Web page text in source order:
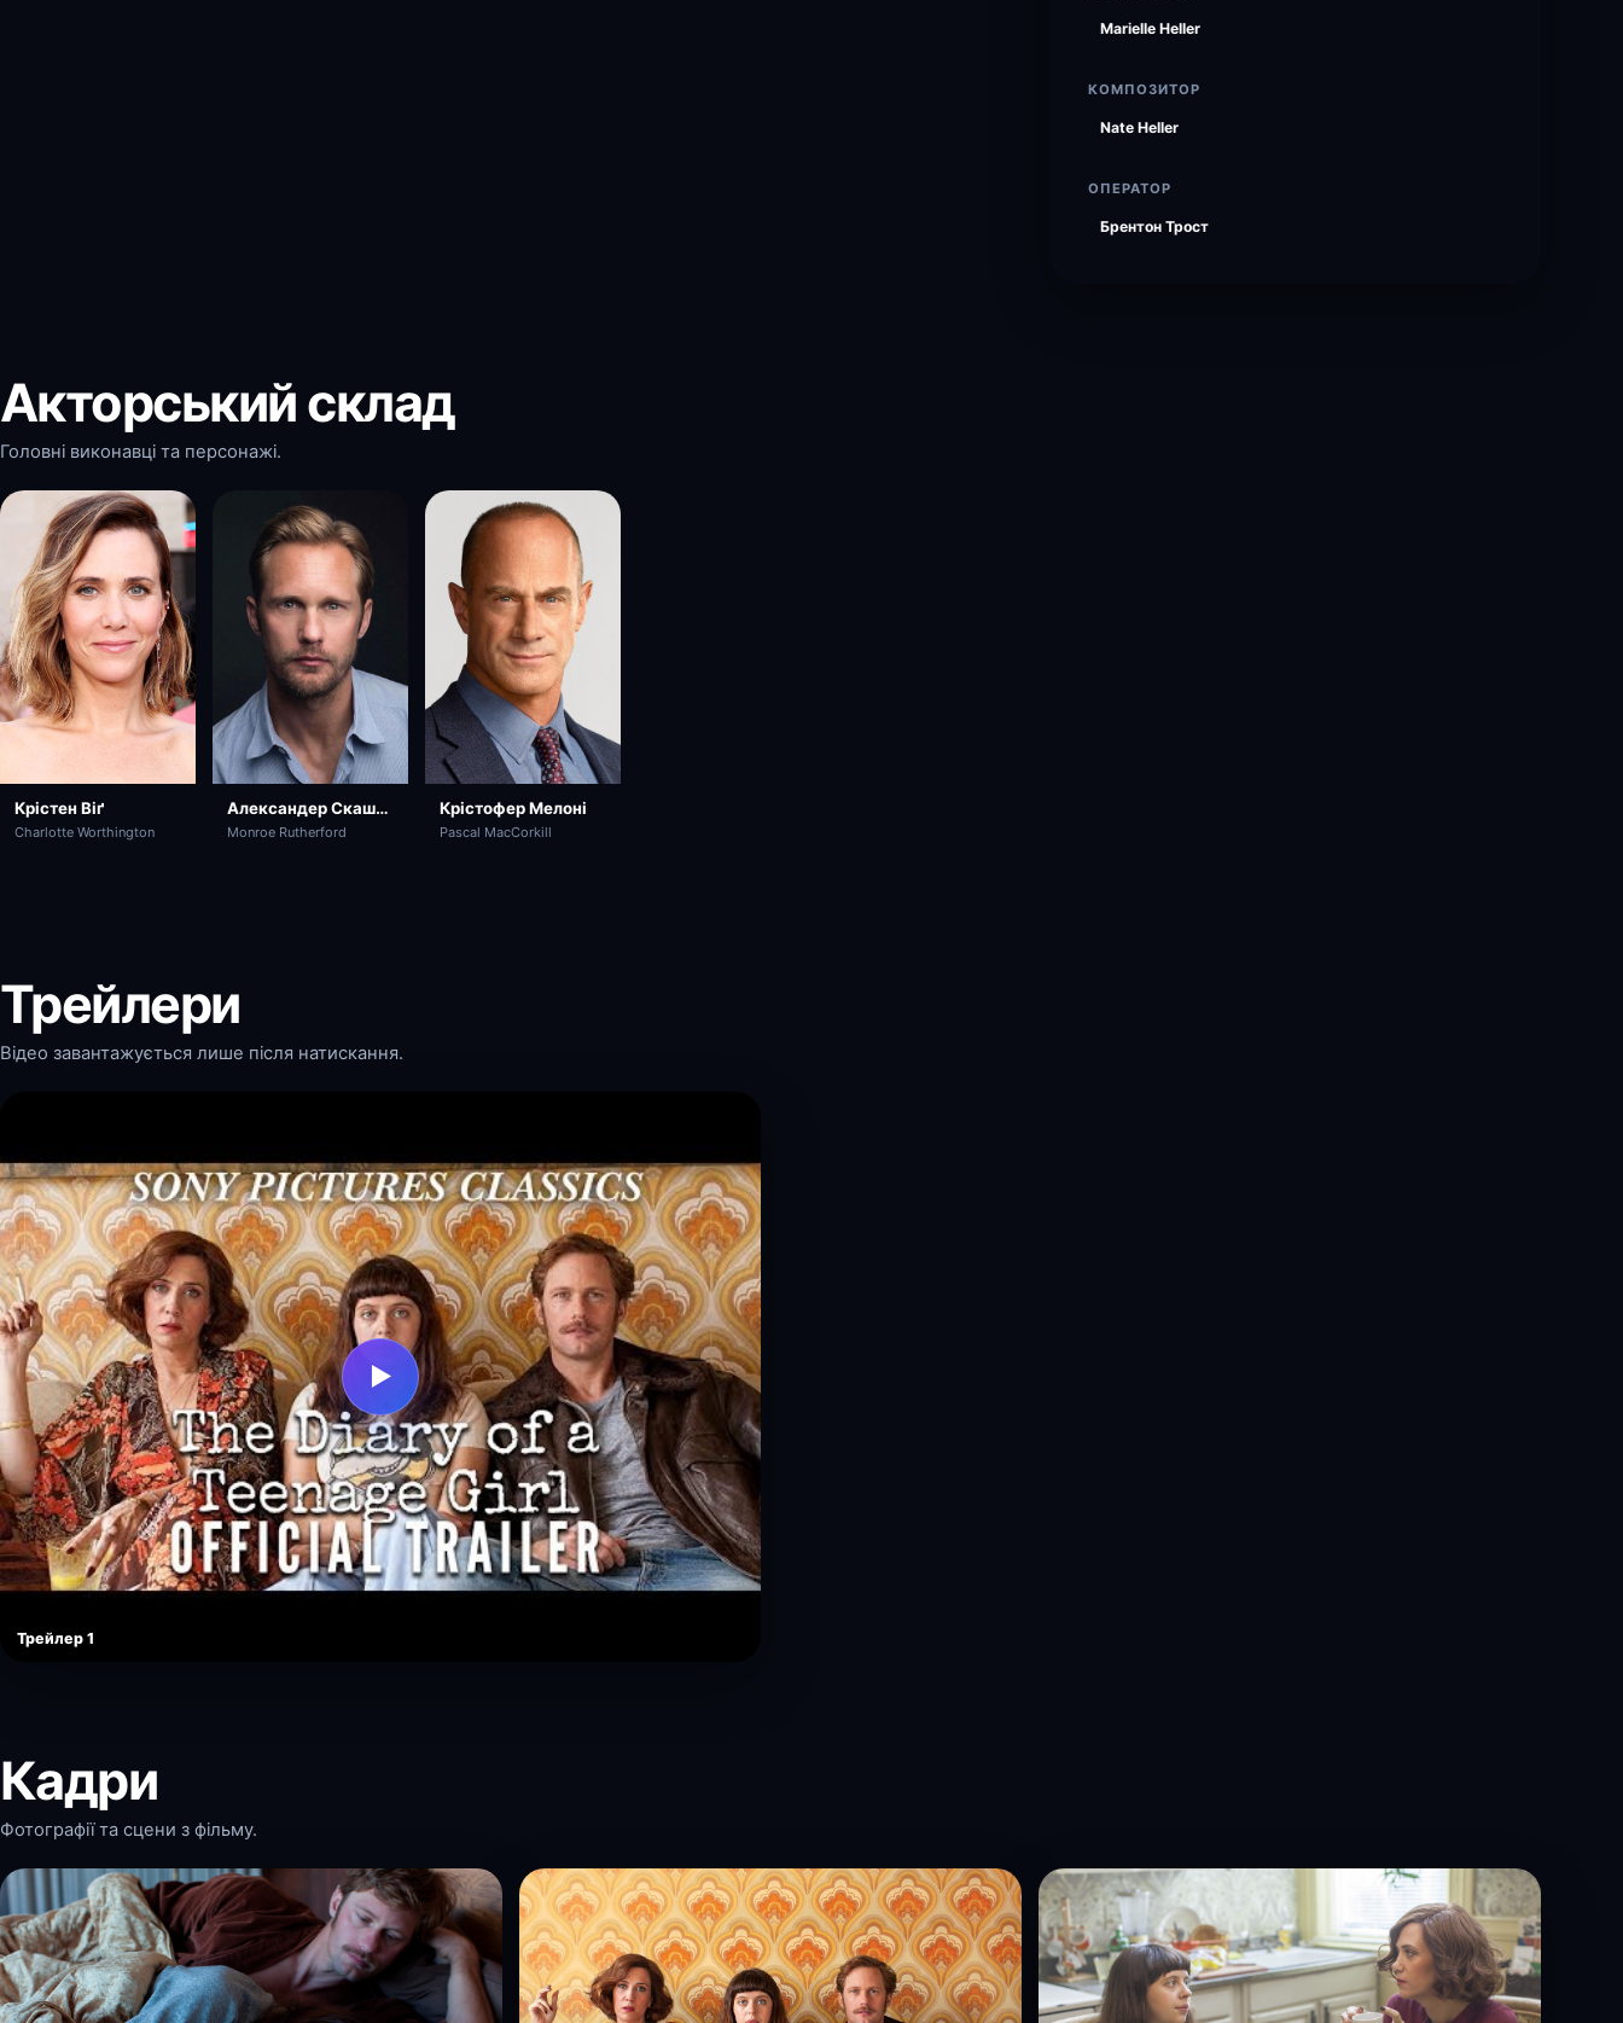
Marielle Heller
КОМПОЗИТОР
Nate Heller
ОПЕРАТОР
Брентон Трост
Акторський склад
Головні виконавці та персонажі.
Крістен Віґ
Charlotte Worthington
Александер Скашґорд
Monroe Rutherford
Крістофер Мелоні
Pascal MacCorkill
Трейлери
Відео завантажується лише після натискання.
▶
Трейлер 1
Кадри
Фотографії та сцени з фільму.